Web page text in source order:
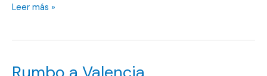
Copete
entra
la
Leer más »